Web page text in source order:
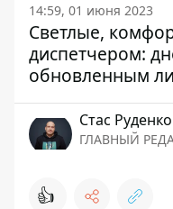
14:59, 01 июня 2023
Светлые,
диспетчером:
обновленным
Стаc Руденко
ГЛАВНЫЙ
👍